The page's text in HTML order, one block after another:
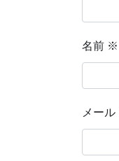
名前 ※
メール